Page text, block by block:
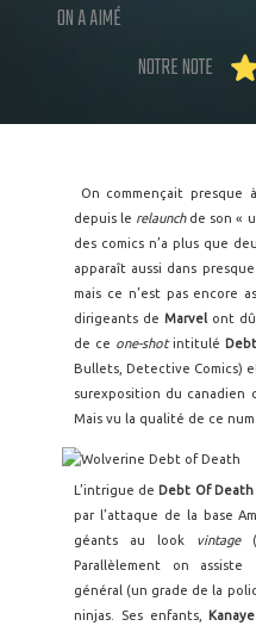
ON A AIMÉ
NOTRE NOTE
On commençait presque
depuis le relaunchde son «
des comics n’a plus que
apparaît aussi dans
mais ce n’est pas encore
dirigeants de Marvelont dû
de ce one-shotintitulé
Bullets, Detective Comics)
surexposition du canadien
Mais vu la qualité de ce
L’intrigue de Debt Of Death
par l’attaque de la base
géants au look
vintage
Parallèlement on assiste
général (un grade de la
ninjas. Ses enfants, Kanaye